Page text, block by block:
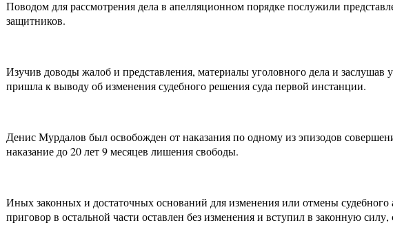
Поводом для рассмотрения дела в апелляционном порядке послужили
защитников.
Изучив доводы жалоб и представления, материалы уголовного дела и
пришла к выводу об изменения судебного решения суда первой инстанции.
Денис Мурдалов был освобожден от наказания по одному из эпизодов
наказание до 20 лет 9 месяцев лишения свободы.
Иных законных и достаточных оснований для изменения или отмены
приговор в остальной части оставлен без изменения и вступил в законную